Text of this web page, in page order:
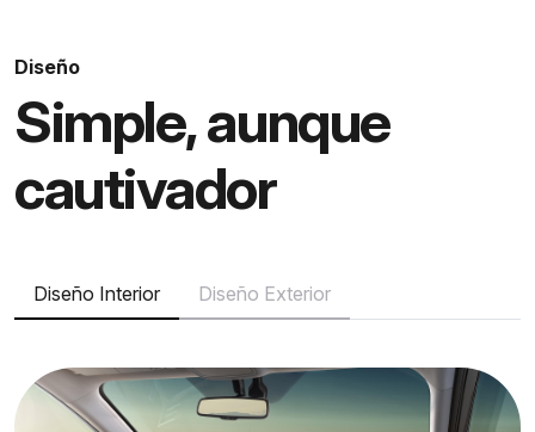
Diseño
Simple, aunque
cautivador
Diseño Interior Diseño Exterior